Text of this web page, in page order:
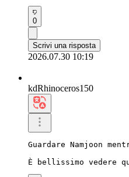
0
Scrivi una risposta
2026.07.30 10:19
kdRhinoceros150
Guardare Namjoon
È bellissimo vedere